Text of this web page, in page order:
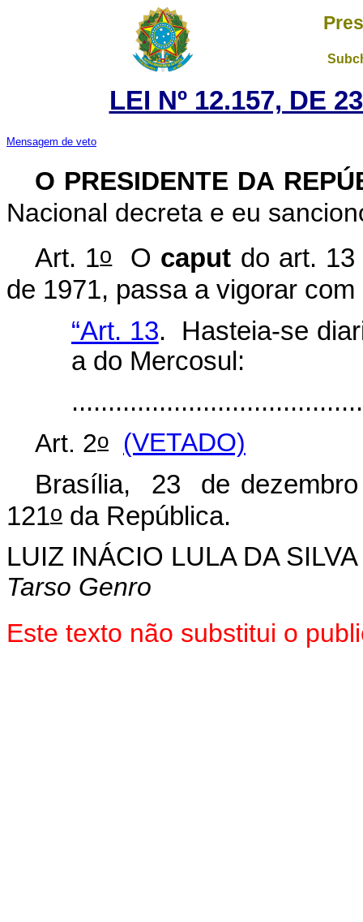
LEI Nº 12.157, DE
Mensagem de veto
O PRESIDENTE DA
Nacional decreta e eu
Art. 1oO caput do art.
de 1971, passa a vigorar
“Art. 13. Hasteia-se
a do Mercosul:
Art. 2o
(VETADO)
Brasília, 23 de dezembro
121o da República.
LUIZ INÁCIO LULA DA SILVA
Tarso Genro
Este texto não substitui o